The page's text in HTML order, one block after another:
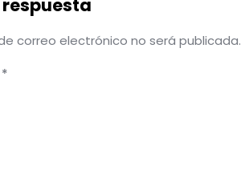
correo electrónico no será publicada.
*